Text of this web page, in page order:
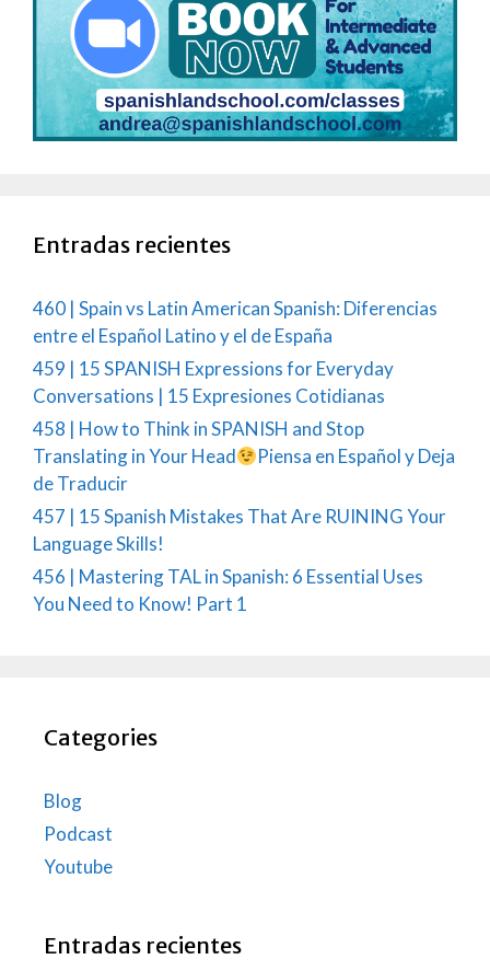
Entradas recientes
460 | Spain vs Latin American Spanish: Diferencias
entre el Español Latino y el de España
459 | 15 SPANISH Expressions for Everyday
Conversations | 15 Expresiones Cotidianas
458 | How to Think in SPANISH and Stop
Translating in Your Head
Piensa en Español y Deja
de Traducir
457 | 15 Spanish Mistakes That Are RUINING Your
Language Skills!
456 | Mastering TAL in Spanish: 6 Essential Uses
You Need to Know! Part 1
Categories
Blog
Podcast
Youtube
Entradas recientes